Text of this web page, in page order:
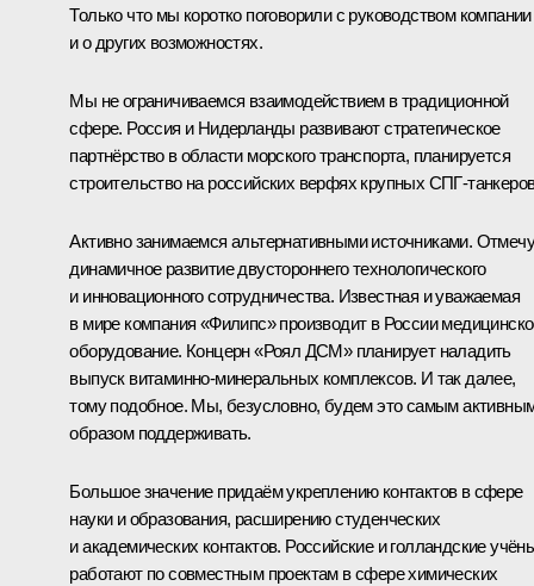
Только что мы коротко поговорили с руководством компании
и о других возможностях.
Мы не ограничиваемся взаимодействием в традиционной
сфере. Россия и Нидерланды развивают стратегическое
партнёрство в области морского транспорта, планируется
строительство на российских верфях крупных СПГ-
Активно занимаемся альтернативными источниками. Отмечу
динамичное развитие двустороннего технологического
и инновационного сотрудничества. Известная и уважаемая
в мире компания «Филипс» производит в России
оборудование. Концерн «Роял ДСМ» планирует наладить
выпуск витаминно-минеральных комплексов. И так далее,
тому подобное. Мы, безусловно, будем это самым
образом поддерживать.
Большое значение придаём укреплению контактов в сфере
науки и образования, расширению студенческих
и академических контактов. Российские и голландские
работают по совместным проектам в сфере химических